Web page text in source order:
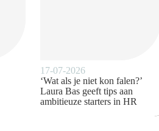
17-07-2026
‘Wat als je niet kon falen?’
Laura Bas geeft tips aan
ambitieuze starters in HR